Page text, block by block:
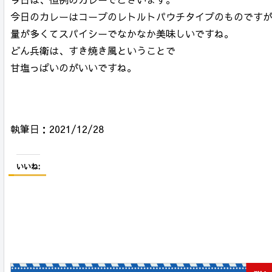
今日のカレーはコープのレトルトパウチタイプのものです
量が多くてスパイシーでなかなか美味しいですね。
どん兵衛は、すき焼き風ということで
甘塩っぱいのがいいですね。
執筆日：2021/12/28
いいね: